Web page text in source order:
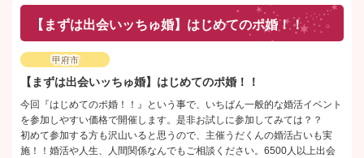
【まずは出会いッちゅ婚】はじめてのポ婚！！
甲府市
【まずは出会いッちゅ婚】はじめてのポ婚！！
今回『はじめてのポ婚！！』という事で、いちばん一般的な婚活イベント
を参加しやすい価格で開催します。是非お試しに参加してみては？？
初めて参加する方も沢山いると思うので、主催うだくんの婚活占いも実
施！！婚活や人生、人間関係なんでもご相談ください。6500人以上出会